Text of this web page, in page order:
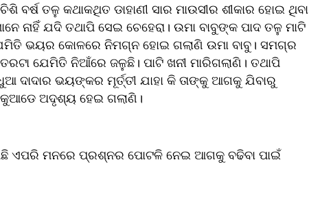
ବର୍ଷ ତଳୁ କଥାକଥିତ ଡାହାଣୀ ସାର ମାଉସୀର ଶୀକାର ହୋଇ ଥିବା
ନାହିଁ ଯଦି ତଥାପି ସେଇ ଚେହେରା। ଉମା ବାବୁଙ୍କ ପାଦ ତଳୁ ମାଟି
ଭୟର କୋଳରେ ନିମଗ୍ନ ହୋଇ ଗଲାଣି ଉମା ବାବୁ। ସମଗ୍ର
ଯେମିତି ନିଆଁରେ ଜଳୁଛି। ପାଟି ଖନୀ ମାରିଗଲାଣି। ତଥାପି
ଦାଦାର ଭୟଙ୍କର ମୂର୍ତ୍ତୀ ଯାହା କି ତାଙ୍କୁ ଆଗକୁ ଯିବାରୁ
କୁଆଡେ ଅଦୃଶ୍ୟ ହେଇ ଗଲାଣି।
ଏପରି ମନରେ ପ୍ରଶ୍ନର ପୋଟଳି ନେଇ ଆଗକୁ ବଢିବା ପାଇଁ